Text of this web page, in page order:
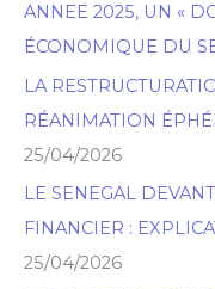
ANNEE 2025, UN «
ÉCONOMIQUE DU
LA
RÉANIMATION
25/04/2026
LE SENEGAL
FINANCIER :
25/04/2026
c
h
e
r
c
h
e
r